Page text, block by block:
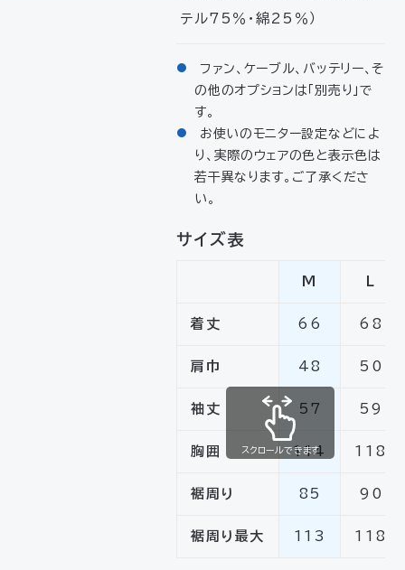
ユーザー登録
防爆デバイス取り
扱い店舗
テル75％・綿25％）
ファン、ケーブル、バッテリー、そ
の他のオプションは「別売り」で
す。
お使いのモニター設定などによ
り、実際のウェアの色と表示色は
若干異なります。ご了承くださ
い。
サイズ表
M
着丈 66 68
肩巾 48 50
袖丈 57 59
胸囲 114 118
裾周り 85 90
裾周り最大 113 118
スクロールできます